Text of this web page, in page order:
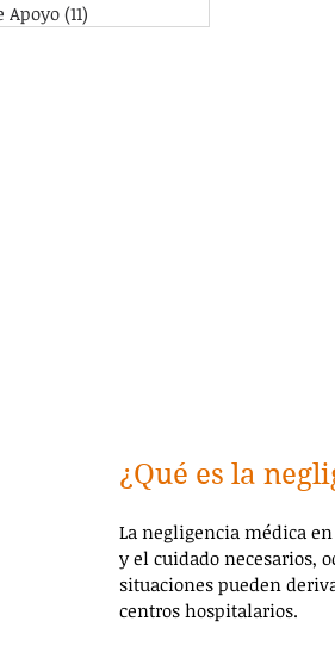
Apoyo (11)
¿Qué es la
La negligencia médica
y el cuidado necesarios,
situaciones pueden
centros hospitalarios.